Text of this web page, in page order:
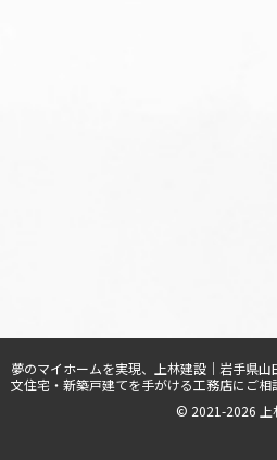
© 2021-2026 上
夢のマイホームを実現、 上林建設｜岩手県
文住宅・新築戸建てを手がける工務店にご相